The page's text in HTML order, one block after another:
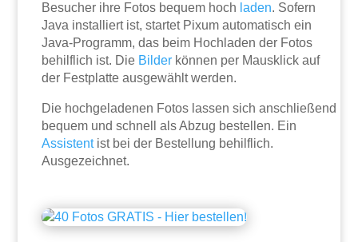
Besucher ihre Fotos bequem hoch laden. Sofern
Java installiert ist, startet Pixum automatisch ein
Java-Programm, das beim Hochladen der Fotos
behilflich ist. Die Bilder können per Mausklick auf
der Festplatte ausgewählt werden.
Die hochgeladenen Fotos lassen sich anschließend
bequem und schnell als Abzug bestellen. Ein
Assistentist bei der Bestellung behilflich.
Ausgezeichnet.